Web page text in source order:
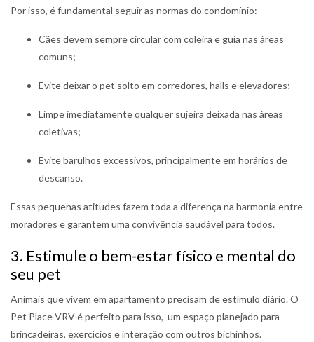
Por isso, é fundamental seguir as normas do condomínio:
Cães devem sempre circular com coleira e guia nas áreas
comuns;
Evite deixar o pet solto em corredores, halls e elevadores;
Limpe imediatamente qualquer sujeira deixada nas áreas
coletivas;
Evite barulhos excessivos, principalmente em horários de
descanso.
Essas pequenas atitudes fazem toda a diferença na harmonia entre
moradores e garantem uma convivência saudável para todos.
3. Estimule o bem-estar físico e mental do
seu pet
Animais que vivem em apartamento precisam de estímulo diário. O
Pet Place VRV é perfeito para isso, um espaço planejado para
brincadeiras, exercícios e interação com outros bichinhos.